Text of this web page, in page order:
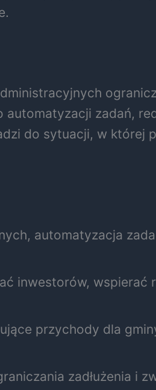
automatyzacji zadań,
do sytuacji, w której
automatyzacja
inwestorów, wspierać
przychody dla
zadłużenia i